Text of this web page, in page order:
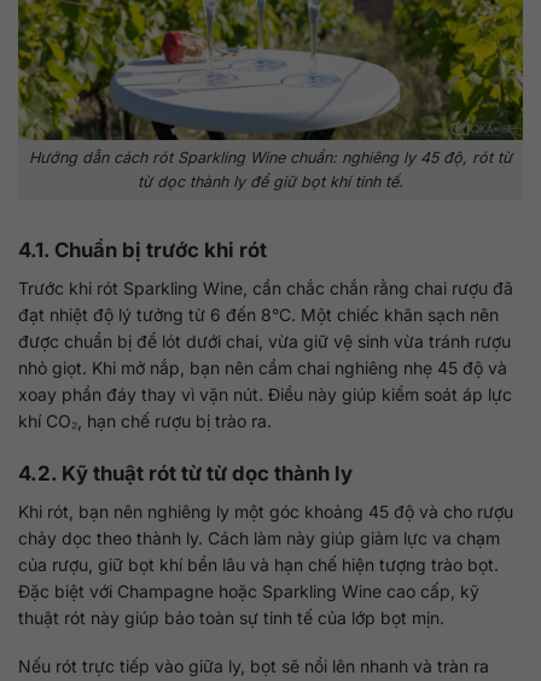
Hướng dẫn cách rót Sparkling Wine chuẩn: nghiêng ly 45 độ, rót từ
từ dọc thành ly để giữ bọt khí tinh tế.
4.1. Chuẩn bị trước khi rót
Trước khi rót Sparkling Wine, cần chắc chắn rằng chai rượu đã
đạt nhiệt độ lý tưởng từ 6 đến 8°C. Một chiếc khăn sạch nên
được chuẩn bị để lót dưới chai, vừa giữ vệ sinh vừa tránh rượu
nhỏ giọt. Khi mở nắp, bạn nên cầm chai nghiêng nhẹ 45 độ và
xoay phần đáy thay vì vặn nút. Điều này giúp kiểm soát áp lực
khí CO₂, hạn chế rượu bị trào ra.
4.2. Kỹ thuật rót từ từ dọc thành ly
Khi rót, bạn nên nghiêng ly một góc khoảng 45 độ và cho rượu
chảy dọc theo thành ly. Cách làm này giúp giảm lực va chạm
của rượu, giữ bọt khí bền lâu và hạn chế hiện tượng trào bọt.
Đặc biệt với Champagne hoặc Sparkling Wine cao cấp, kỹ
thuật rót này giúp bảo toàn sự tinh tế của lớp bọt mịn.
Nếu rót trực tiếp vào giữa ly, bọt sẽ nổi lên nhanh và tràn ra